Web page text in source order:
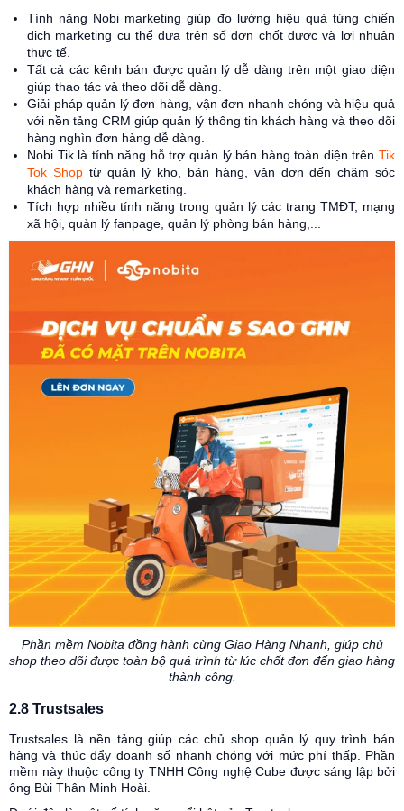
Tính năng Nobi marketing giúp đo lường hiệu quả từng chiến
dịch marketing cụ thể dựa trên số đơn chốt được và lợi nhuận
thực tế.
Tất cả các kênh bán được quản lý dễ dàng trên một giao diện
giúp thao tác và theo dõi dễ dàng.
Giải pháp quản lý đơn hàng, vận đơn nhanh chóng và hiệu quả
với nền tảng CRM giúp quản lý thông tin khách hàng và theo dõi
hàng nghìn đơn hàng dễ dàng.
Nobi Tik là tính năng hỗ trợ quản lý bán hàng toàn diện trên Tik
Tok Shoptừ quản lý kho, bán hàng, vận đơn đến chăm sóc
khách hàng và remarketing.
Tích hợp nhiều tính năng trong quản lý các trang TMĐT, mạng
xã hội, quản lý fanpage, quản lý phòng bán hàng,...
Phần mềm Nobita đồng hành cùng Giao Hàng Nhanh, giúp chủ
shop theo dõi được toàn bộ quá trình từ lúc chốt đơn đến giao hàng
thành công.
2.8 Trustsales
Trustsales là nền tảng giúp các chủ shop quản lý quy trình bán
hàng và thúc đẩy doanh số nhanh chóng với mức phí thấp. Phần
mềm này thuộc công ty TNHH Công nghệ Cube được sáng lập bởi
ông Bùi Thân Minh Hoài.